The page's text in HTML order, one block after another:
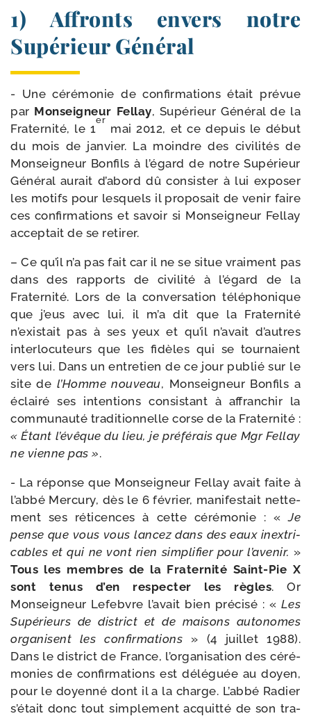
1) Affronts envers notre
Supérieur Général
- Une céré­mo­nie de confir­ma­tions était pré­vue
par Monseigneur Fellay, Supérieur Général de la
Fraternité, le 1
er
mai 2012, et ce depuis le début
du mois de jan­vier. La moindre des civi­li­tés de
Monseigneur Bonfils à l’égard de notre Supérieur
Général aurait d’abord dû consis­ter à lui expo­ser
les motifs pour les­quels il pro­po­sait de venir faire
ces confir­ma­tions et savoir si Monseigneur Fellay
accep­tait de se retirer.
– Ce qu’il n’a pas fait car il ne se situe vrai­ment pas
dans des rap­ports de civi­li­té à l’égard de la
Fraternité. Lors de la conver­sa­tion télé­pho­nique
que j’eus avec lui, il m’a dit que la Fraternité
n’existait pas à ses yeux et qu’il n’avait d’autres
inter­lo­cu­teurs que les fidèles qui se tour­naient
vers lui. Dans un entre­tien de ce jour publié sur le
site de l’Homme nou­veau, Monseigneur Bonfils a
éclai­ré ses inten­tions consis­tant à affran­chir la
com­mu­nau­té tra­di­tion­nelle corse de la Fraternité :
« Étant l’évêque du lieu, je pré­fé­rais que Mgr Fellay
ne vienne pas ».
- La réponse que Monseigneur Fellay avait faite à
l’abbé Mercury, dès le 6 février, mani­fes­tait net­te­
ment ses réti­cences à cette céré­mo­nie : «Je
pense que vous vous lan­cez dans des eaux inex­tri­
cables et qui ne vont rien sim­pli­fier pour l’avenir. »
Tous les membres de la Fraternité Saint-​Pie X
sont tenus d’en res­pec­ter les règles. Or
Monseigneur Lefebvre l’avait bien pré­ci­sé : « Les
Supérieurs de dis­trict et de mai­sons auto­nomes
orga­nisent les confir­ma­tions » (4 juillet 1988).
Dans le dis­trict de France, l’organisation des céré­
mo­nies de confir­ma­tions est délé­guée au doyen,
pour le doyen­né dont il a la charge. L’abbé Radier
s’était donc tout sim­ple­ment acquit­té de son tra­